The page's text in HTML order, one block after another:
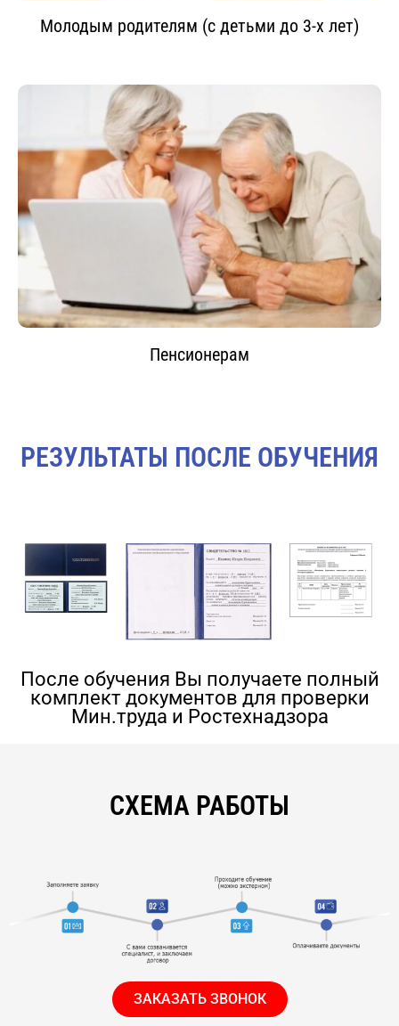
Молодым родителям (с детьми до 3-х лет)
Пенсионерам
РЕЗУЛЬТАТЫ ПОСЛЕ ОБУЧЕНИЯ
После обучения Вы получаете полный
комплект документов для проверки
Мин.труда и Ростехнадзора
СХЕМА РАБОТЫ
ЗАКАЗАТЬ ЗВОНОК